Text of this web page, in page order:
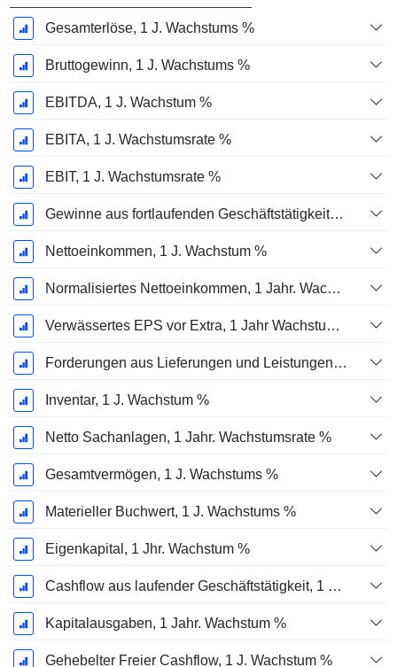
Gesamterlöse, 1 J. Wachstums %
Bruttogewinn, 1 J. Wachstums %
EBITDA, 1 J. Wachstum %
EBITA, 1 J. Wachstumsrate %
EBIT, 1 J. Wachstumsrate %
Gewinne aus fortlaufenden Geschäftstätigkeiten, 1 Jahr Wachstumsrate %
Nettoeinkommen, 1 J. Wachstum %
Normalisiertes Nettoeinkommen, 1 Jahr. Wachstums %
Verwässertes EPS vor Extra, 1 Jahr Wachstumsrate %
Forderungen aus Lieferungen und Leistungen, 1 Jahr Wachstum %
Inventar, 1 J. Wachstum %
Netto Sachanlagen, 1 Jahr. Wachstumsrate %
Gesamtvermögen, 1 J. Wachstums %
Materieller Buchwert, 1 J. Wachstums %
Eigenkapital, 1 Jhr. Wachstum %
Cashflow aus laufender Geschäftstätigkeit, 1 Jähriges Wachstum in %
Kapitalausgaben, 1 Jahr. Wachstum %
Gehebelter Freier Cashflow, 1 J. Wachstum %